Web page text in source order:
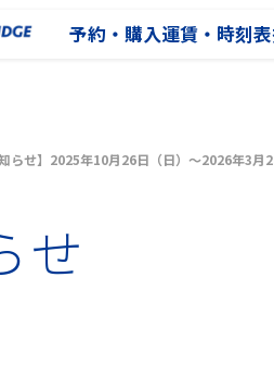
予約・購入運賃・時刻表
知らせ】2025年10月26日（日）～2026年3
せ